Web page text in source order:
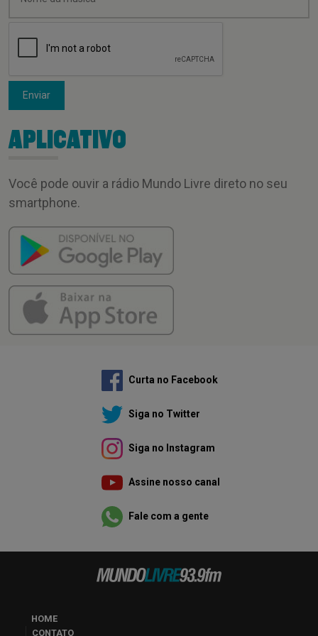
Enviar
APLICATIVO
Você pode ouvir a rádio Mundo Livre direto no seu
smartphone.
Curta no Facebook
Siga no Twitter
Siga no Instagram
Assine nosso canal
Fale com a gente
HOME
CONTATO